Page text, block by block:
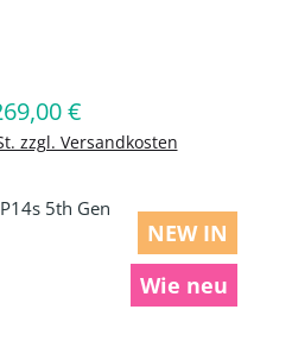
Preis:
€
zzgl. Versandkosten
Warenkorb
NEW IN
Wie neu